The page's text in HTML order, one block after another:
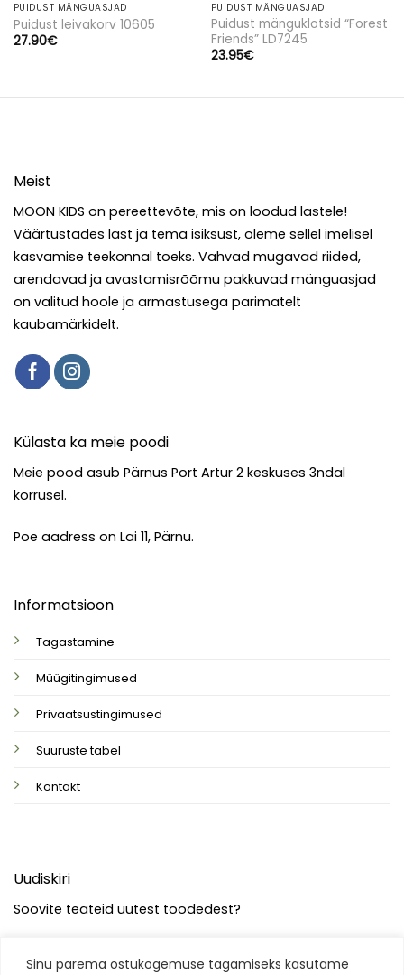
Sinu parema ostukogemuse tagamiseks kasutame
PUIDUST MÄNGUASJAD
Puidust leivakorv 10605
27.90€
PUIDUST MÄNGUASJAD
Puidust mänguklotsid “Forest
Friends” LD7245
23.95€
Meist
MOON KIDS on pereettevõte, mis on loodud lastele!
Väärtustades last ja tema isiksust, oleme sellel imelisel
kasvamise teekonnal toeks. Vahvad mugavad riided,
arendavad ja avastamisrõõmu pakkuvad mänguasjad
on valitud hoole ja armastusega parimatelt
kaubamärkidelt.
Informatsioon
Tagastamine
Müügitingimused
Privaatsustingimused
Suuruste tabel
Kontakt
Uudiskiri
Soovite teateid uutest toodedest?
Külasta ka meie poodi
Meie pood asub Pärnus Port Artur 2 keskuses 3ndal
korrusel.
Poe aadress on Lai 11, Pärnu.